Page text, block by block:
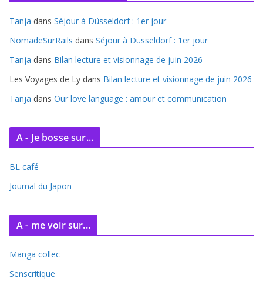
v
e
s
Tanja dans Séjour à Düsseldorf : 1er jour
NomadeSurRails dans Séjour à Düsseldorf : 1er jour
Tanja dans Bilan lecture et visionnage de juin 2026
Les Voyages de Ly dans Bilan lecture et visionnage de juin 2026
Tanja dans Our love language : amour et communication
A - Je bosse sur...
BL café
Journal du Japon
A - me voir sur...
Manga collec
Senscritique